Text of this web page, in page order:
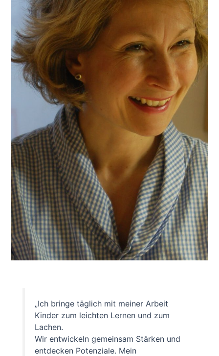
„Ich bringe täglich mit meiner Arbeit
Kinder zum leichten Lernen und zum
Lachen.
Wir entwickeln gemeinsam Stärken und
entdecken Potenziale. Mein